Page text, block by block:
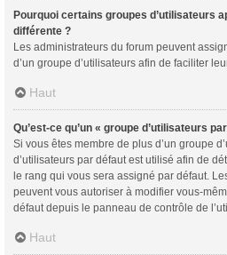
Pourquoi certains groupes d’utilisateurs
différente ?
Les administrateurs du forum peuvent
d’un groupe d’utilisateurs afin de faciliter
Haut
Qu’est-ce qu’un « groupe d’utilisateurs
Si vous êtes membre de plus d’un groupe
d’utilisateurs par défaut est utilisé afin de
le rang qui vous sera assigné par défaut.
peuvent vous autoriser à modifier vous-
défaut depuis le panneau de contrôle de
Haut